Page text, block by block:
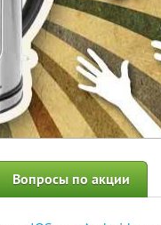
Вопросы по акции